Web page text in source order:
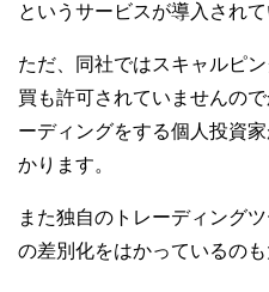
というサービスが導入されて
ただ、同社ではスキャルピ
買も許可されていませんの
ーディングをする個人投資
かります。
また独自のトレーディング
の差別化をはかっているのも